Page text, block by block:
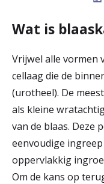
Werken &
Zorgverleners
Wat is
Vrijwel alle vormen
cellaag die de
(urotheel). De
als kleine
van de blaas. Deze
eenvoudige
oppervlakkig
Om de kans op